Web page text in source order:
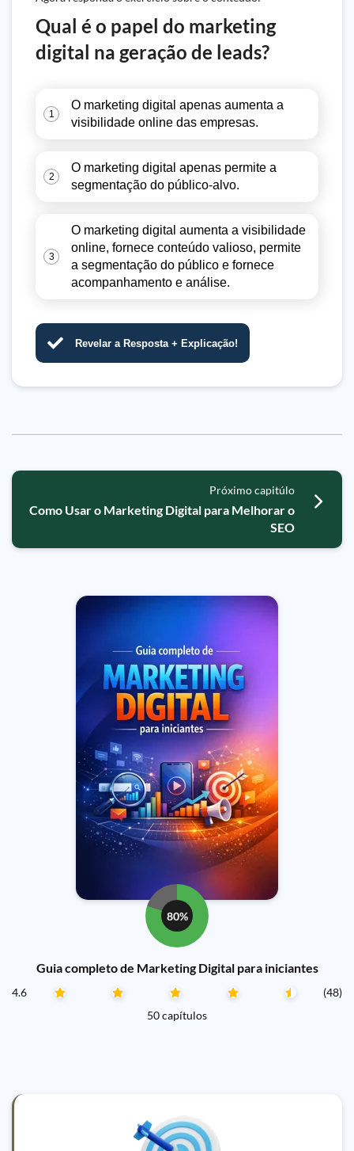
Qual é o papel do marketing
digital na geração de leads?
1
O marketing digital apenas aumenta a
visibilidade online das empresas.
2
O marketing digital apenas permite a
segmentação do público-alvo.
3
O marketing digital aumenta a visibilidade
online, fornece conteúdo valioso, permite
a segmentação do público e fornece
acompanhamento e análise.
Revelar a Resposta + Explicação!
Próximo capitúlo
Como Usar o Marketing Digital para Melhorar o
SEO
80%
Guia completo de Marketing Digital para iniciantes
4.6
(48)
50 capítulos